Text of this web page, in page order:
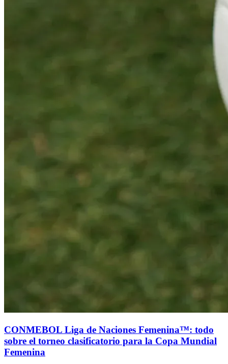
CONMEBOL Liga de Naciones Femenina™: todo
sobre el torneo clasificatorio para la Copa Mundial
Femenina